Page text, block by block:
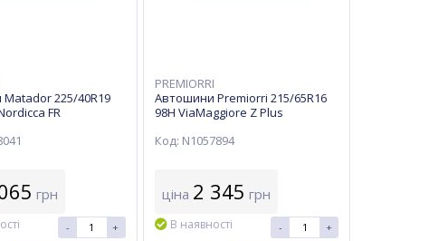
225/40R19
FR
грн
- +
PREMIORRI
Автошини Premiorri 215/65R16
98H ViaMaggiore Z Plus
Код: N1057894
ціна 2 345 грн
В наявності - +